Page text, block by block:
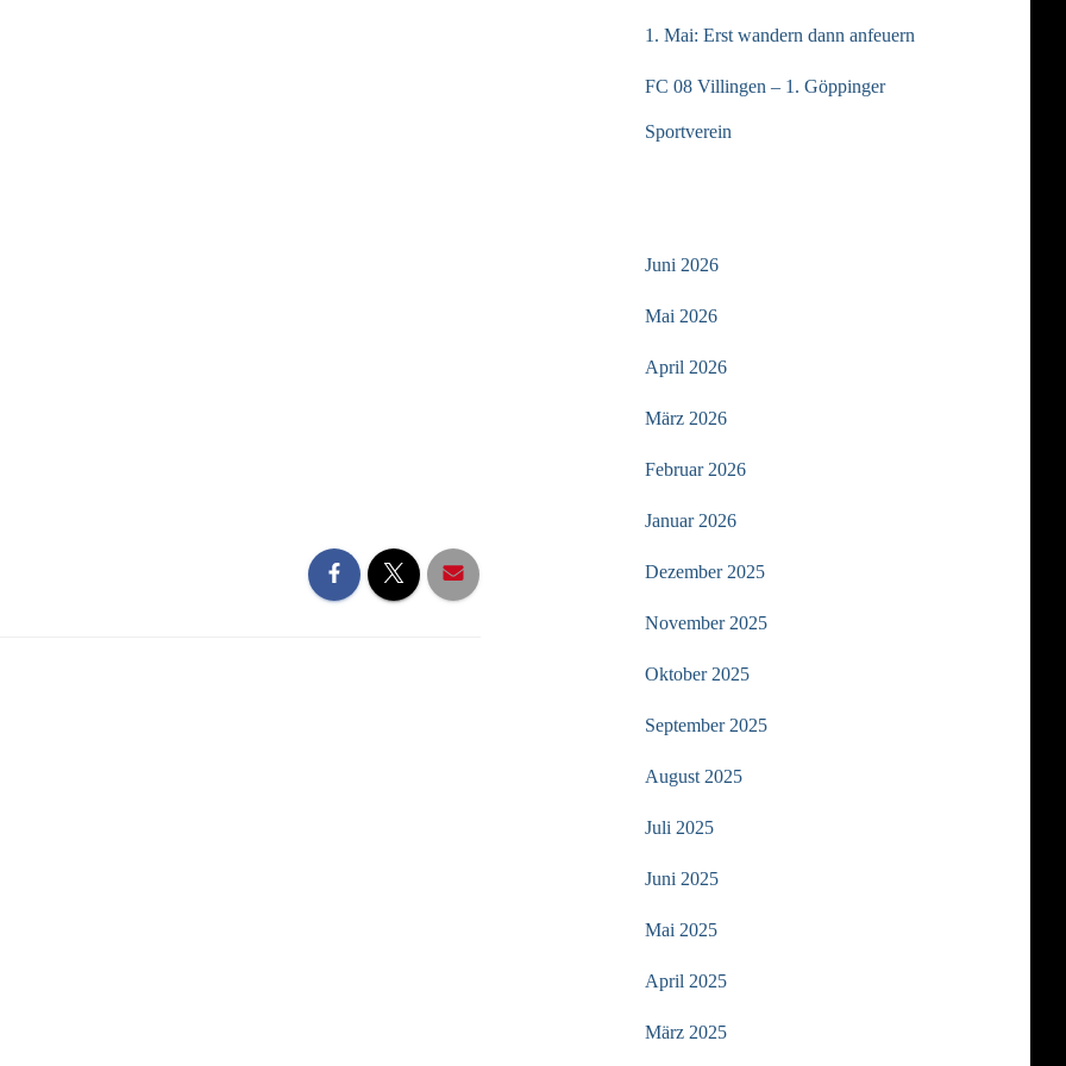
1. Mai: Erst wandern dann anfeuern
FC 08 Villingen – 1. Göppinger
Sportverein
Juni 2026
Mai 2026
April 2026
März 2026
Februar 2026
Januar 2026
Dezember 2025
November 2025
Oktober 2025
September 2025
August 2025
Juli 2025
Juni 2025
Mai 2025
April 2025
März 2025